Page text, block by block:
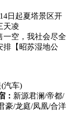
日起夏塔景区开
天凌
一空，我社会尽全
排【昭苏湿地公
(汽车)
： 新源君澜/帝都/
豪/龙庭/凤凰/合洋